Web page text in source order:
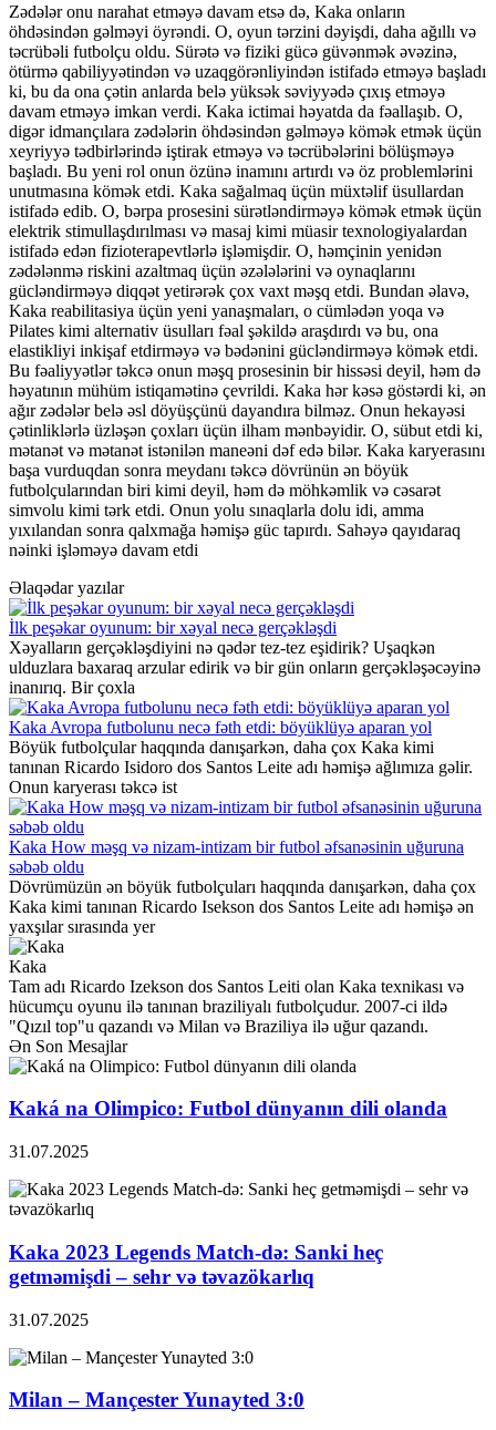
Zədələr onu narahat etməyə davam etsə də, Kaka onların
öhdəsindən gəlməyi öyrəndi. O, oyun tərzini dəyişdi, daha ağıllı və
təcrübəli futbolçu oldu. Sürətə və fiziki gücə güvənmək əvəzinə,
ötürmə qabiliyyətindən və uzaqgörənliyindən istifadə etməyə başladı
ki, bu da ona çətin anlarda belə yüksək səviyyədə çıxış etməyə
davam etməyə imkan verdi. Kaka ictimai həyatda da fəallaşıb. O,
digər idmançılara zədələrin öhdəsindən gəlməyə kömək etmək üçün
xeyriyyə tədbirlərində iştirak etməyə və təcrübələrini bölüşməyə
başladı. Bu yeni rol onun özünə inamını artırdı və öz problemlərini
unutmasına kömək etdi. Kaka sağalmaq üçün müxtəlif üsullardan
istifadə edib. O, bərpa prosesini sürətləndirməyə kömək etmək üçün
elektrik stimullaşdırılması və masaj kimi müasir texnologiyalardan
istifadə edən fizioterapevtlərlə işləmişdir. O, həmçinin yenidən
zədələnmə riskini azaltmaq üçün əzələlərini və oynaqlarını
gücləndirməyə diqqət yetirərək çox vaxt məşq etdi. Bundan əlavə,
Kaka reabilitasiya üçün yeni yanaşmaları, o cümlədən yoqa və
Pilates kimi alternativ üsulları fəal şəkildə araşdırdı və bu, ona
elastikliyi inkişaf etdirməyə və bədənini gücləndirməyə kömək etdi.
Bu fəaliyyətlər təkcə onun məşq prosesinin bir hissəsi deyil, həm də
həyatının mühüm istiqamətinə çevrildi. Kaka hər kəsə göstərdi ki, ən
ağır zədələr belə əsl döyüşçünü dayandıra bilməz. Onun hekayəsi
çətinliklərlə üzləşən çoxları üçün ilham mənbəyidir. O, sübut etdi ki,
mətanət və mətanət istənilən maneəni dəf edə bilər. Kaka karyerasını
başa vurduqdan sonra meydanı təkcə dövrünün ən böyük
futbolçularından biri kimi deyil, həm də möhkəmlik və cəsarət
simvolu kimi tərk etdi. Onun yolu sınaqlarla dolu idi, amma
yıxılandan sonra qalxmağa həmişə güc tapırdı. Sahəyə qayıdaraq
nəinki işləməyə davam etdi
Əlaqədar yazılar
İlk peşəkar oyunum: bir xəyal necə gerçəkləşdi
Xəyalların gerçəkləşdiyini nə qədər tez-tez eşidirik? Uşaqkən
ulduzlara baxaraq arzular edirik və bir gün onların gerçəkləşəcəyinə
inanırıq. Bir çoxla
Kaka Avropa futbolunu necə fəth etdi: böyüklüyə aparan yol
Böyük futbolçular haqqında danışarkən, daha çox Kaka kimi
tanınan Ricardo Isidoro dos Santos Leite adı həmişə ağlımıza gəlir.
Onun karyerası təkcə ist
Kaka How məşq və nizam-intizam bir futbol əfsanəsinin uğuruna
səbəb oldu
Dövrümüzün ən böyük futbolçuları haqqında danışarkən, daha çox
Kaka kimi tanınan Ricardo Isekson dos Santos Leite adı həmişə ən
yaxşılar sırasında yer
Kaka
Tam adı Ricardo Izekson dos Santos Leiti olan Kaka texnikası və
hücumçu oyunu ilə tanınan braziliyalı futbolçudur. 2007-ci ildə
"Qızıl top"u qazandı və Milan və Braziliya ilə uğur qazandı.
Ən Son Mesajlar
Kaká na Olimpico: Futbol dünyanın dili olanda
31.07.2025
Kaka 2023 Legends Match-də: Sanki heç
getməmişdi – sehr və təvazökarlıq
31.07.2025
Milan – Mançester Yunayted 3:0